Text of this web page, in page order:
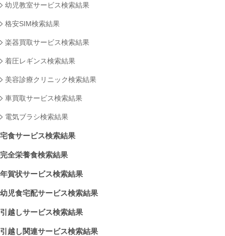
幼児教室サービス検索結果
格安SIM検索結果
楽器買取サービス検索結果
着圧レギンス検索結果
美容診療クリニック検索結果
車買取サービス検索結果
電気ブラシ検索結果
宅食サービス検索結果
完全栄養食検索結果
年賀状サービス検索結果
幼児食宅配サービス検索結果
引越しサービス検索結果
引越し関連サービス検索結果